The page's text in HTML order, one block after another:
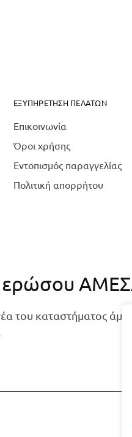
ΕΞΥΠΗΡΕΤΗΣΗ ΠΕΛΑΤΩΝ
Επικοινωνία
Όροι χρήσης
Εντοπισμός παραγγελίας
Πολιτική απορρήτου
του καταστήματος